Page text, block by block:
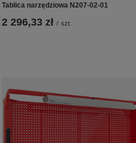
Tablica narzędziowa N207-02-01
2 296,33 zł / szt.